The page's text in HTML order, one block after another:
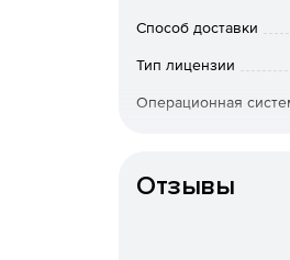
Windows 7, 8 & 10;
macOS Sierra,
Способ доставки
Тип лицензии
Операционная
Отзывы